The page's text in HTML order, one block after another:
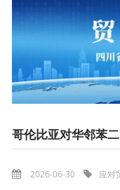
哥伦比亚对华邻苯
2026-06-30 应对